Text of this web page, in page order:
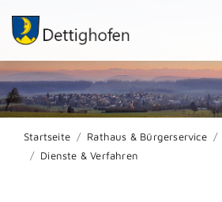
Startseite Rathaus & Bürgerservice
Dienste & Verfahren